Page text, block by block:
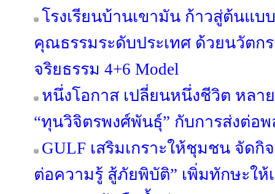
โรงเรียนบ้านเขามัน ก้าวสู่ต้นแบบ
คุณธรรมระดับประเทศ ด้วยนวัต
จริยธรรม 4+6 Model
หนึ่งโอกาส เปลี่ยนหนึ่งชีวิต หลา
“ทุนวิจิตรพงศ์พันธุ์” กับการส่งต่อ
GULF เสริมเกราะให้ชุมชน จัดกิ
ต่อความรู้ สู้ภัยพิบัติ” เพิ่มทักษะให้